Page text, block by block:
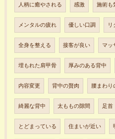
人柄に癒やされる 感激 施術も
メンタルの疲れ 優しい口調 リ
全身を整える 接客が良い マッ
埋もれた肩甲骨 厚みのある背中
内容変更 背中の贅肉 腰まわり
綺麗な背中 太ももの隙間 足首
とどまっている 住まいが近い